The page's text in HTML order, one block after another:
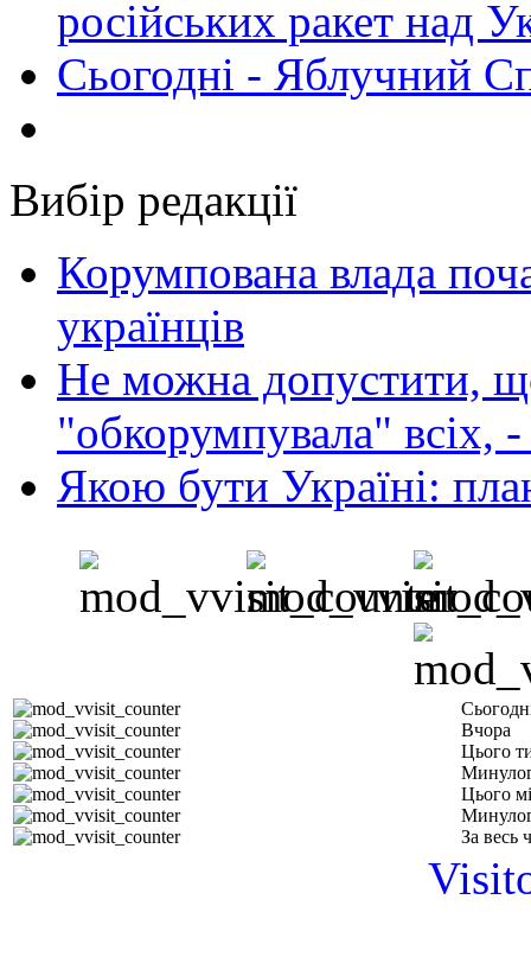
російських ракет над
Сьогодні - Яблучний
Вибір редакції
Корумпована влада
українців
Не можна допустити,
"обкорумпувала" всіх,
Якою бути Україні:
Вчора
Цього
Цього
За весь